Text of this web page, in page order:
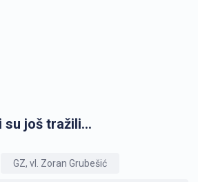
još tražili...
GZ, vl. Zoran Grubešić